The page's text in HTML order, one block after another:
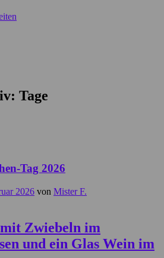
Tage
Tag 2026
2026 von Mister F.